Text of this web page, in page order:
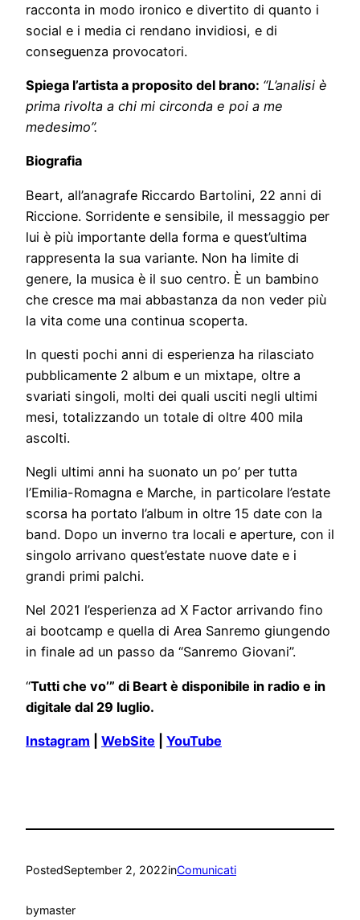
racconta in modo ironico e divertito di quanto i
social e i media ci rendano invidiosi, e di
conseguenza provocatori.
Spiega l’artista a proposito del brano: “L’analisi è
prima rivolta a chi mi circonda e poi a me
medesimo”.
Biografia
Beart, all’anagrafe Riccardo Bartolini, 22 anni di
Riccione. Sorridente e sensibile, il messaggio per
lui è più importante della forma e quest’ultima
rappresenta la sua variante. Non ha limite di
genere, la musica è il suo centro. È un bambino
che cresce ma mai abbastanza da non veder più
la vita come una continua scoperta.
In questi pochi anni di esperienza ha rilasciato
pubblicamente 2 album e un mixtape, oltre a
svariati singoli, molti dei quali usciti negli ultimi
mesi, totalizzando un totale di oltre 400 mila
ascolti.
Negli ultimi anni ha suonato un po’ per tutta
l’Emilia-Romagna e Marche, in particolare l’estate
scorsa ha portato l’album in oltre 15 date con la
band. Dopo un inverno tra locali e aperture, con il
singolo arrivano quest’estate nuove date e i
grandi primi palchi.
Nel 2021 l’esperienza ad X Factor arrivando fino
ai bootcamp e quella di Area Sanremo giungendo
in finale ad un passo da “Sanremo Giovani”.
“Tutti che vo’” di Beart è disponibile in radio e in
digitale dal 29 luglio.
Instagram WebSite YouTube
PostedSeptember 2, 2022inComunicati
bymaster